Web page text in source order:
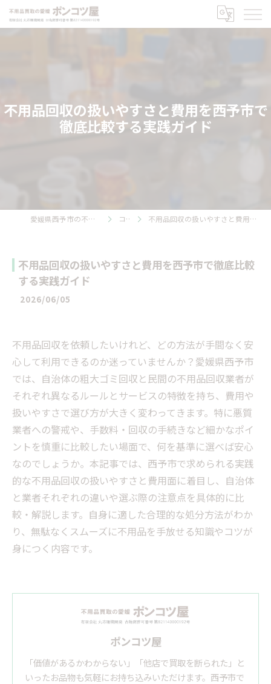
不用品回収の扱いやすさと費用を西予市で
徹底比較する実践ガイド
愛媛県西予市の不用品回収ならポンコツ屋 コラム 不用品回収の扱いやすさと費用を西予市で徹底比較する実践ガイド
不用品回収の扱いやすさと費用を西予市で徹底比較
する実践ガイド
2026/06/05
不用品回収を依頼したいけれど、どの方法が手間なく安
心して利用できるのか迷っていませんか？愛媛県西予市
では、自治体の粗大ゴミ回収と民間の不用品回収業者が
それぞれ異なるルールとサービスの特徴を持ち、費用や
扱いやすさで選び方が大きく変わってきます。特に悪質
業者への警戒や、手数料・回収の手続きなど細かなポイ
ントを慎重に比較したい場面で、何を基準に選べば安心
なのでしょうか。本記事では、西予市で求められる実践
的な不用品回収の扱いやすさと費用面に着目し、自治体
と業者それぞれの違いや選ぶ際の注意点を具体的に比
較・解説します。自身に適した合理的な処分方法がわか
り、無駄なくスムーズに不用品を手放せる知識やコツが
身につく内容です。
ポンコツ屋
「価値があるかわからない」「他店で買取を断られた」と
いったお品物も気軽にお持ち込みいただけます。西予市で